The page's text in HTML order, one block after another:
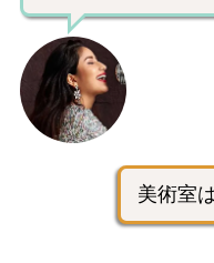
美術室